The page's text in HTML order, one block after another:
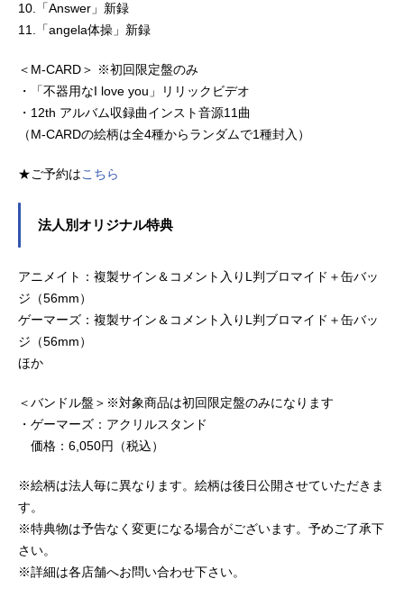
10.「Answer」新録
11.「angela体操」新録
＜M-CARD＞ ※初回限定盤のみ
・「不器用なI love you」リリックビデオ
・12th アルバム収録曲インスト音源11曲
（M-CARDの絵柄は全4種からランダムで1種封入）
★ご予約はこちら
法人別オリジナル特典
アニメイト：複製サイン＆コメント入りL判ブロマイド＋缶バッ
ジ（56mm）
ゲーマーズ：複製サイン＆コメント入りL判ブロマイド＋缶バッ
ジ（56mm）
ほか
＜バンドル盤＞※対象商品は初回限定盤のみになります
・ゲーマーズ：アクリルスタンド
価格：6,050円（税込）
※絵柄は法人毎に異なります。絵柄は後日公開させていただきま
す。
※特典物は予告なく変更になる場合がございます。予めご了承下
さい。
※詳細は各店舗へお問い合わせ下さい。